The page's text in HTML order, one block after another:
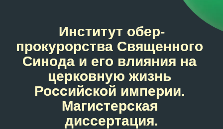
Институт обер-
прокурорства Священного
Синода и его влияния на
церковную жизнь
Российской империи.
Магистерская
диссертация.